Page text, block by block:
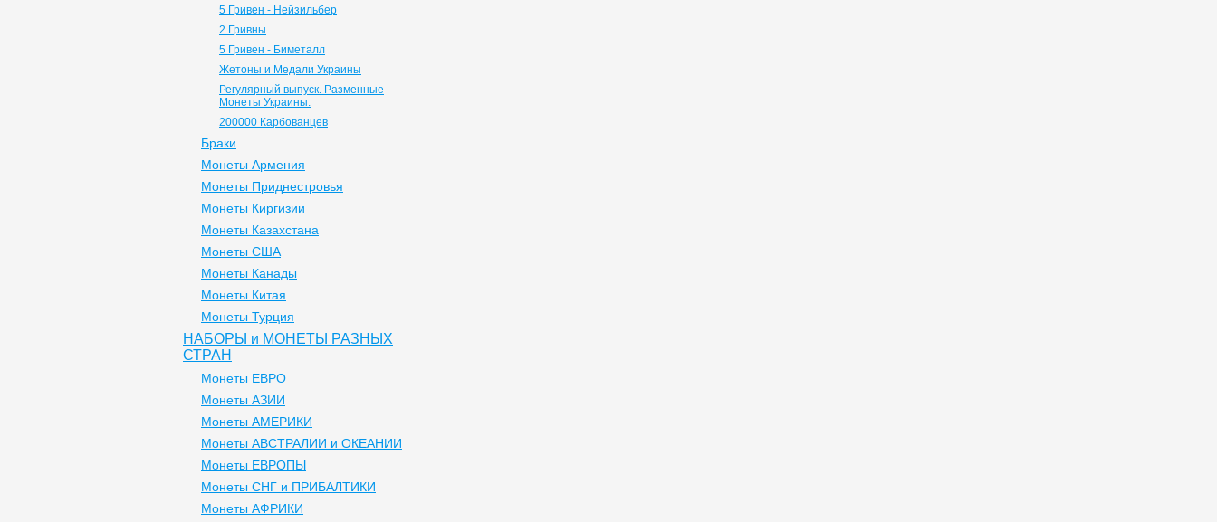
5 Гривен - Нейзильбер
2 Гривны
5 Гривен - Биметалл
Жетоны и Медали Украины
Регулярный выпуск. Разменные
Монеты Украины.
200000 Карбованцев
Браки
Монеты Армения
Монеты Приднестровья
Монеты Киргизии
Монеты Казахстана
Монеты США
Монеты Канады
Монеты Китая
Монеты Турция
НАБОРЫ и МОНЕТЫ РАЗНЫХ
СТРАН
Монеты ЕВРО
Монеты АЗИИ
Монеты АМЕРИКИ
Монеты АВСТРАЛИИ и ОКЕАНИИ
Монеты ЕВРОПЫ
Монеты СНГ и ПРИБАЛТИКИ
Монеты АФРИКИ